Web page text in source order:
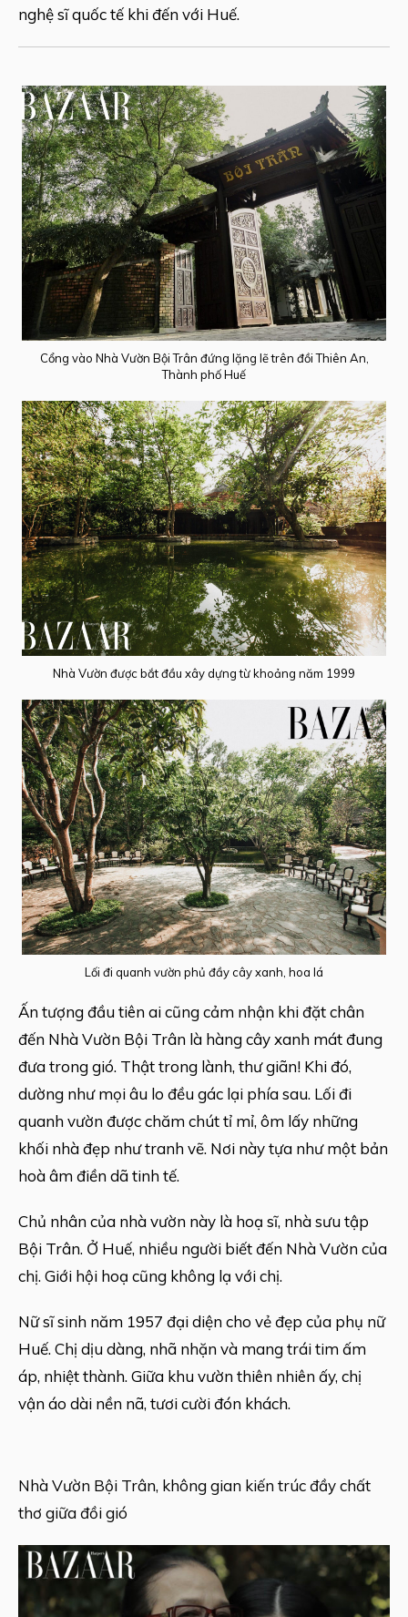
nghệ sĩ quốc tế khi đến với Huế.
Cổng vào Nhà Vườn Bội Trân đứng lặng lẽ trên đồi Thiên An,
Thành phố Huế
Nhà Vườn được bắt đầu xây dựng từ khoảng năm 1999
Lối đi quanh vườn phủ đầy cây xanh, hoa lá
Ấn tượng đầu tiên ai cũng cảm nhận khi đặt chân
đến Nhà Vườn Bội Trân là hàng cây xanh mát đung
đưa trong gió. Thật trong lành, thư giãn! Khi đó,
dường như mọi âu lo đều gác lại phía sau. Lối đi
quanh vườn được chăm chút tỉ mỉ, ôm lấy những
khối nhà đẹp như tranh vẽ. Nơi này tựa như một bản
hoà âm điền dã tinh tế.
Chủ nhân của nhà vườn này là hoạ sĩ, nhà sưu tập
Bội Trân. Ở Huế, nhiều người biết đến Nhà Vườn của
chị. Giới hội hoạ cũng không lạ với chị.
Nữ sĩ sinh năm 1957 đại diện cho vẻ đẹp của phụ nữ
Huế. Chị dịu dàng, nhã nhặn và mang trái tim ấm
áp, nhiệt thành. Giữa khu vườn thiên nhiên ấy, chị
vận áo dài nền nã, tươi cười đón khách.
Nhà Vườn Bội Trân, không gian kiến trúc đầy chất
thơ giữa đồi gió